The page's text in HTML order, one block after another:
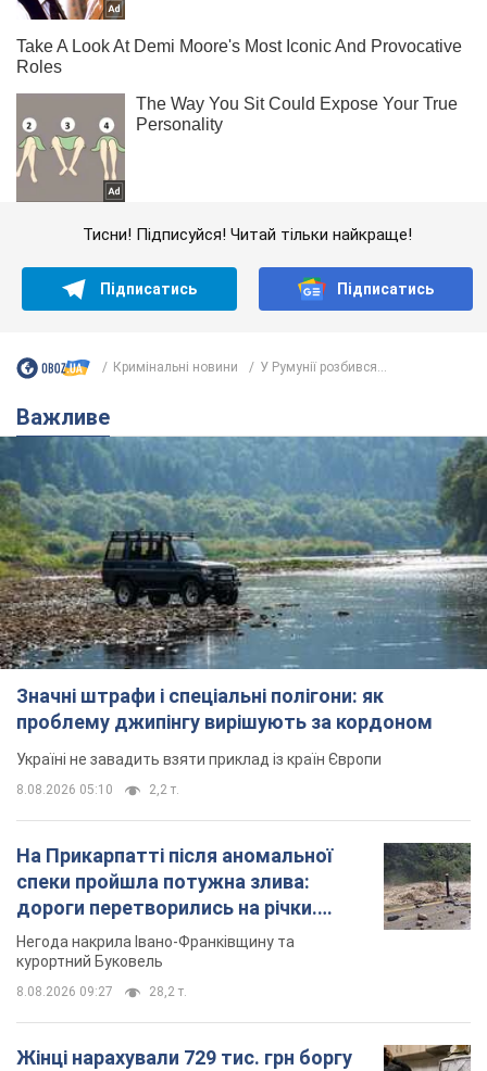
Тисни! Підписуйся! Читай тільки найкраще!
Підписатись Підписатись
Кримінальні новини У Румунії розбився...
Важливе
Значні штрафи і спеціальні полігони: як
проблему джипінгу вирішують за кордоном
Україні не завадить взяти приклад із країн Європи
8.08.2026 05:10 2,2 т.
На Прикарпатті після аномальної
спеки пройшла потужна злива:
дороги перетворились на річки.
Відео
Негода накрила Івано-Франківщину та
курортний Буковель
8.08.2026 09:27 28,2 т.
Жінці нарахували 729 тис. грн боргу